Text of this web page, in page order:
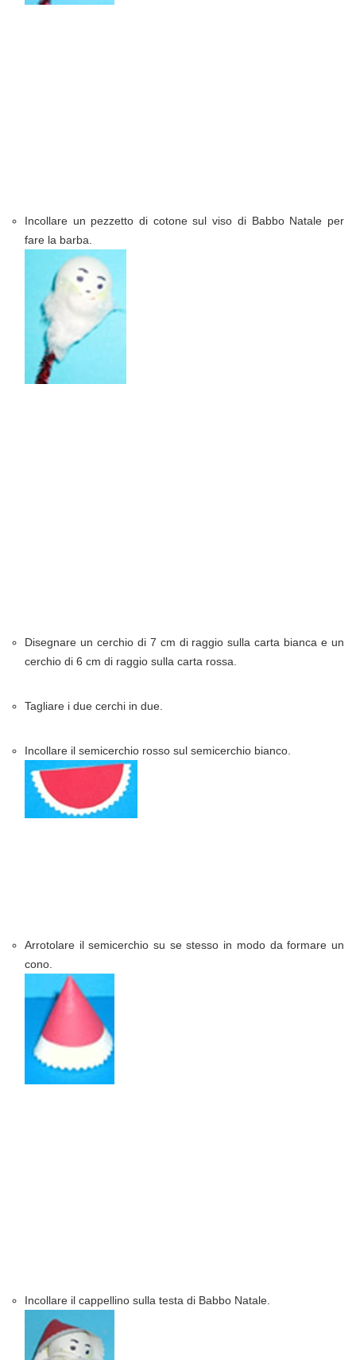
Incollare un pezzetto di cotone sul viso di Babbo Natale per
fare la barba.
Disegnare un cerchio di 7 cm di raggio sulla carta bianca e un
cerchio di 6 cm di raggio sulla carta rossa.
Tagliare i due cerchi in due.
Incollare il semicerchio rosso sul semicerchio bianco.
Arrotolare il semicerchio su se stesso in modo da formare un
cono.
Incollare il cappellino sulla testa di Babbo Natale.